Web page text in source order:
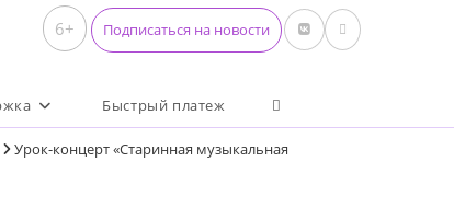
6+ Подписаться на новости
Быстрый платеж Переключить поиск по
Урок-концерт «Старинная музыкальная